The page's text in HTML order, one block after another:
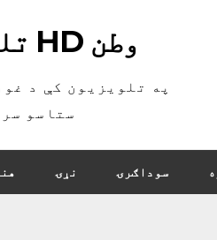
وطن HD تلویزیون
په تلویزیون کې د
ستاسو
سوداګرۍ نړۍ